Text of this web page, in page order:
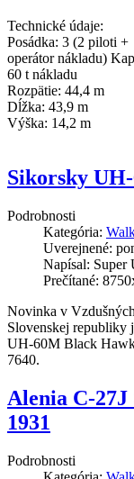
Technické údaje:
Posádka: 3 (2 piloti +
operátor nákladu)
60 t nákladu
Rozpätie: 44,4 m
Dĺžka: 43,9 m
Výška: 14,2 m
Sikorsky
Podrobnosti
Kategória:
Uverejnené:
Napísal: Super
Prečítané:
Novinka v
Slovenskej republiky
UH-60M Black
7640.
Alenia C-27J
1931
Podrobnosti